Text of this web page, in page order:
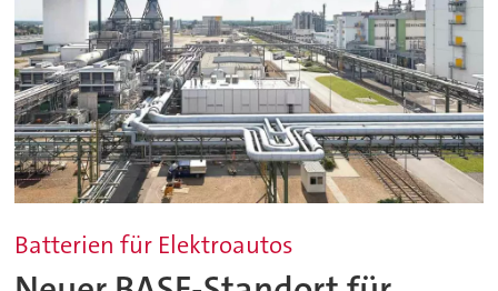
Batterien für Elektroautos